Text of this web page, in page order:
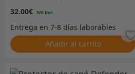
32.00€
Añadir al carrito